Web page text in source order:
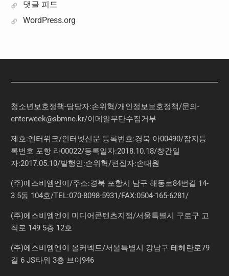
댓글 피드
WordPress.org
청소년보호정책-담당자:손위혁/개인정보보호정책/문의-
enterweek@sbmne.kr/이메일무단수집거부
제호:엔터위크/인터넷신문 등록번호:경북 아00490/잡지등
록번호 포항 라00022/등록일자:2018.10.18/창간일
자:2017.05.10/발행인:손위혁/편집자:손태원
(주)에스비엠엔이/주소:경북 포항시 남구 해동로84번길 14-
3 5동 104호/TEL:070-8098-5931/FAX:0504-165-6281/
(주)에스비엠엔이 미디어콘텐츠지점/서울특별시 구로구 고
척로 149 5층 12호
(주)에스비엠엔이 올커넥트/서울특별시 강남구 테헤란로79
길 6 JS타워 3층 브이946